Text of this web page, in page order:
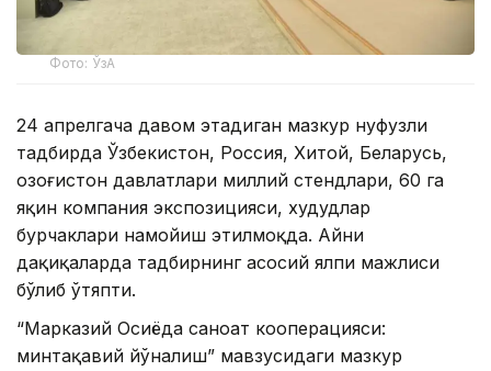
Фото: ЎзА
24 апрелгача давом этадиган мазкур нуфузли
тадбирда Ўзбекистон, Россия, Хитой, Беларусь,
Қозоғистон давлатлари миллий стендлари, 60 га
яқин компания экспозицияси, худудлар
бурчаклари намойиш этилмоқда. Айни
дақиқаларда тадбирнинг асосий ялпи мажлиси
бўлиб ўтяпти.
“Марказий Осиёда саноат кооперацияси:
минтақавий йўналиш” мавзусидаги мазкур